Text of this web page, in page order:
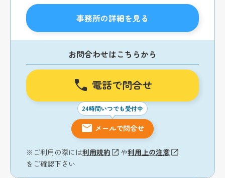
事務所の詳細を見る
お問合わせはこちらから
電話で問合せ
24時間いつでも受付中
メールで問合せ
※ご利用の際には利用規約 や利用上の注意
をご確認下さい